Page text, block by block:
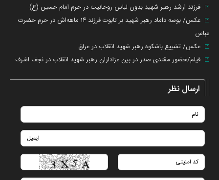
فرزند ارشد رهبر شهید بدون لباس روحانیت در حرم امام حسین (ع)
عکس/ بوسه داماد رهبر شهید بر تابوت فرزند ۱۴ ماهه‌اش در حرم حضرت
عباس
عکس/ تشییع باشکوه رهبر شهید انقلاب در عراق
فیلم/حضور مقتدی صدر در بین عزاداران رهبر شهید انقلاب در نجف اشرف
ارسال نظر